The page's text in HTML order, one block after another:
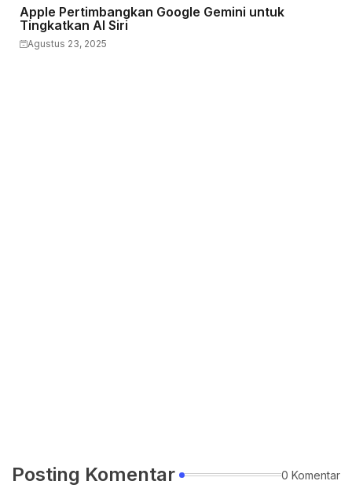
Apple Pertimbangkan Google Gemini untuk
Tingkatkan AI Siri
Agustus 23, 2025
Posting Komentar 0 Komentar